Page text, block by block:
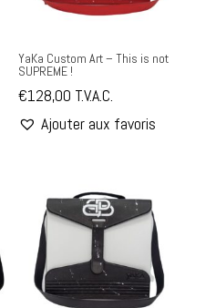
YaKa Custom Art – This is not
SUPREME !
€128,00 T.V.A.C.
Ajouter aux favoris